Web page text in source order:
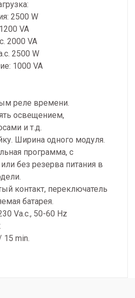
2500 W
VA
2000 VA
2500 W
1000 VA
реле времени.
освещением,
и т.д.
Ширина одного модуля.
программа, с
без резерва питания в
контакт, переключатель
батарея.
Va.c., 50-60 Hz
min.